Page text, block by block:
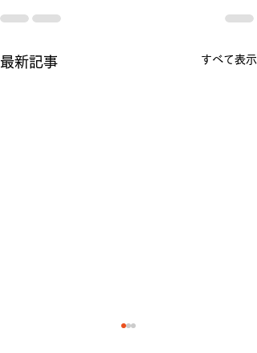
最新記事 すべて表示